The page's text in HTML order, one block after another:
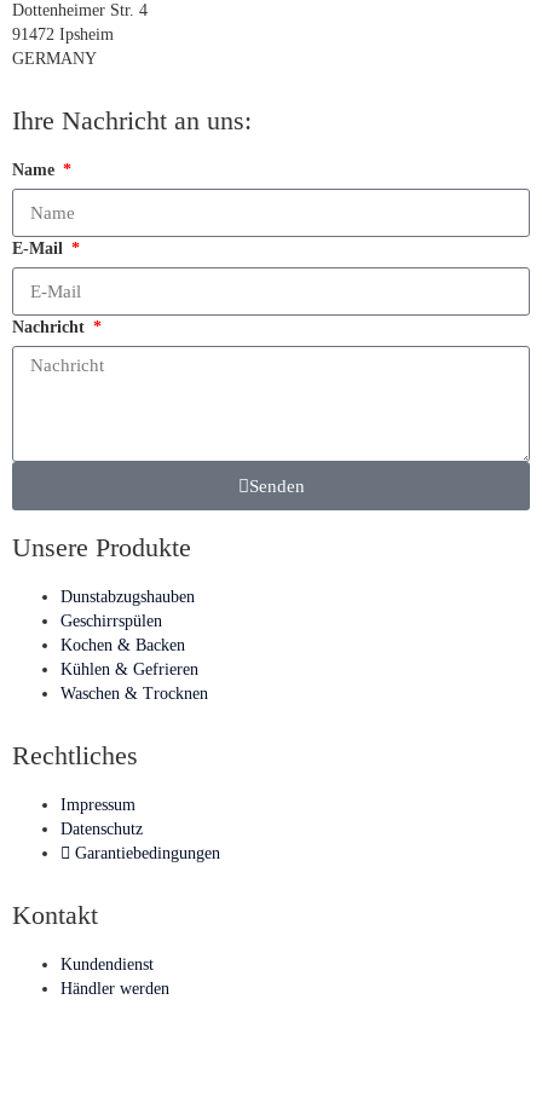
Dottenheimer Str. 4
91472 Ipsheim
GERMANY
Ihre Nachricht an uns:
Name
E-Mail
Nachricht
Senden
Unsere Produkte
Dunstabzugshauben
Geschirrspülen
Kochen & Backen
Kühlen & Gefrieren
Waschen & Trocknen
Rechtliches
Impressum
Datenschutz
Garantiebedingungen
Kontakt
Kundendienst
Händler werden